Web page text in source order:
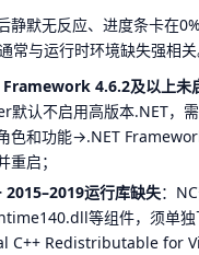
静默无反应、进度条卡在
常与运行时环境缺失强相关
Framework 4.6.2及以上未
默认不启用高版本.NET，
色和功能→.NET
重启；
2015–2019运行库缺失：
等组件，须单
C++ Redistributable for